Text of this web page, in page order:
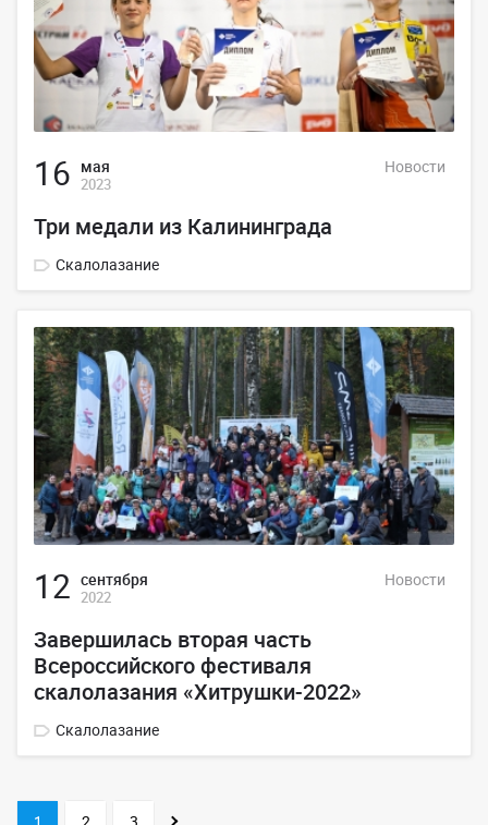
16 мая
2023
Новости
Три медали из Калининграда
Скалолазание
12 сентября
2022
Новости
Завершилась вторая часть
Всероссийского фестиваля
скалолазания «Хитрушки-2022»
Скалолазание